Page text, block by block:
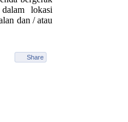
lokasi
dan / atau
Share